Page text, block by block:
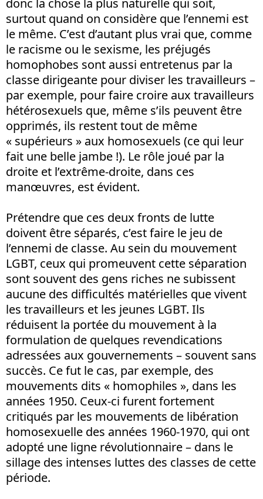
donc la chose la plus naturelle qui soit,
surtout quand on considère que l’ennemi est
le même. C’est d’autant plus vrai que, comme
le racisme ou le sexisme, les préjugés
homophobes sont aussi entretenus par la
classe dirigeante pour diviser les travailleurs –
par exemple, pour faire croire aux travailleurs
hétérosexuels que, même s’ils peuvent être
opprimés, ils restent tout de même
« supérieurs » aux homosexuels (ce qui leur
fait une belle jambe !). Le rôle joué par la
droite et l’extrême-droite, dans ces
manœuvres, est évident.
Prétendre que ces deux fronts de lutte
doivent être séparés, c’est faire le jeu de
l’ennemi de classe. Au sein du mouvement
LGBT, ceux qui promeuvent cette séparation
sont souvent des gens riches ne subissent
aucune des difficultés matérielles que vivent
les travailleurs et les jeunes LGBT. Ils
réduisent la portée du mouvement à la
formulation de quelques revendications
adressées aux gouvernements – souvent sans
succès. Ce fut le cas, par exemple, des
mouvements dits « homophiles », dans les
années 1950. Ceux-ci furent fortement
critiqués par les mouvements de libération
homosexuelle des années 1960-1970, qui ont
adopté une ligne révolutionnaire – dans le
sillage des intenses luttes des classes de cette
période.